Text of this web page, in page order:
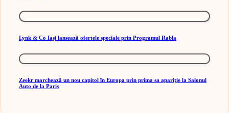
Lynk & Co Iași lansează ofertele speciale prin Programul Rabla
Zeekr marchează un nou capitol în Europa prin prima sa apariție la Salonul
Auto de la Paris